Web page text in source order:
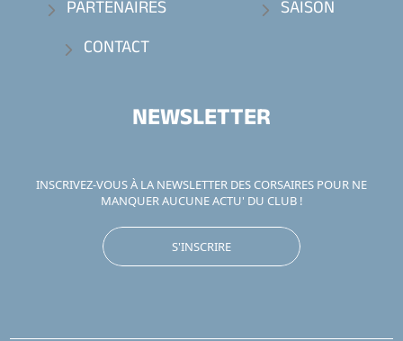
PARTENAIRES
SAISON
CONTACT
NEWSLETTER
INSCRIVEZ-VOUS À LA NEWSLETTER DES CORSAIRES POUR NE
MANQUER AUCUNE ACTU' DU CLUB !
S'INSCRIRE